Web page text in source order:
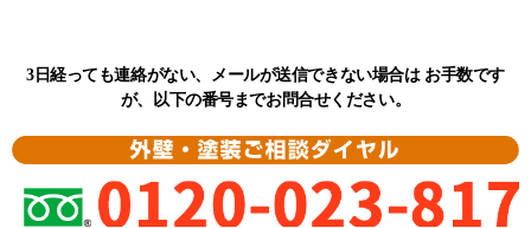
3日経っても連絡がない、メールが送信できない場合はお手数です
が、以下の番号までお問合せください。